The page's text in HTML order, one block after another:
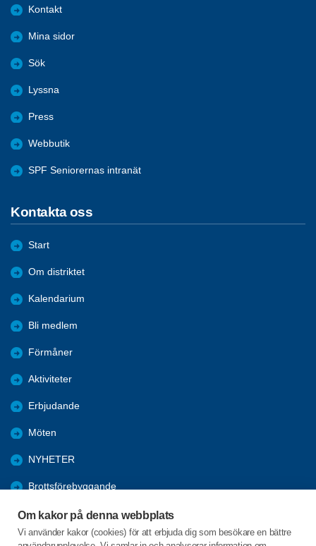
Om kakor på denna webbplats
Vi använder kakor (cookies) för att erbjuda dig som besökare en bättre
Kontakt
Mina sidor
Sök
Lyssna
Press
Webbutik
SPF Seniorernas intranät
Kontakta oss
Start
Om distriktet
Kalendarium
Bli medlem
Förmåner
Aktiviteter
Erbjudande
Möten
NYHETER
Brottsförebyggande
Arkiv
Kongresser